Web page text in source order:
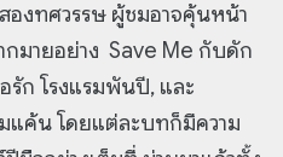
องทศวรรษ ผู้ชมอาจคุ้นหน้า
กมายอย่าง Save Me กับดัก
รัก โรงแรมพันปี, และ
แค้น โดยแต่ละบทก็มีความ